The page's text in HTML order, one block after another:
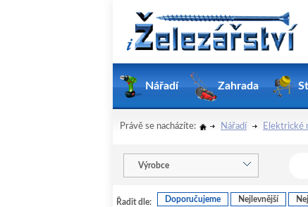
Nářadí Zahrada
Právě se nacházíte: Nářadí Elektrické
Výrobce
Řadit dle: Doporučujeme Nejlevnější